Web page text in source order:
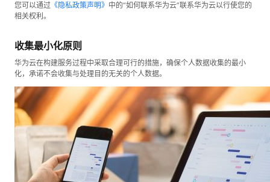
您可以通过 《隐私政策声明》 中的“如何联系华为云”联系华为云以行使您的
相关权利。
收集最小化原则
华为云在构建服务过程中采取合理可行的措施，确保个人数据收集的最小
化，承诺不会收集与处理目的无关的个人数据。